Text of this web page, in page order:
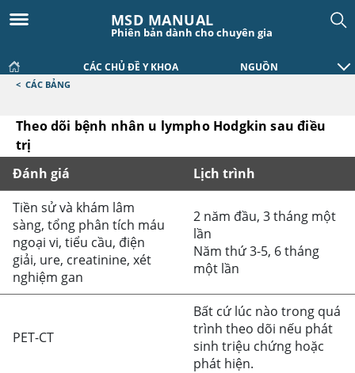
MSD MANUAL
Phiên bản dành cho chuyên gia
CÁC CHỦ ĐỀ Y KHOA NGUỒN
< CÁC BẢNG
Theo dõi bệnh nhân u lympho Hodgkin sau điều
trị
Theo dõi bệnh nhân u lympho Hodgkin sau điều trị
Đánh giá
Lịch trình
Tiền sử và khám lâm
sàng, tổng phân tích máu
ngoại vi, tiểu cầu, điện
giải, ure, creatinine, xét
nghiệm gan
2 năm đầu, 3 tháng một
lần
Năm thứ 3-5, 6 tháng
một lần
PET-CT
Bất cứ lúc nào trong quá
trình theo dõi nếu phát
sinh triệu chứng hoặc
phát hiện.